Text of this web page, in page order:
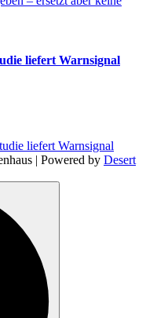
liefert Warnsignal
| Powered by Desert